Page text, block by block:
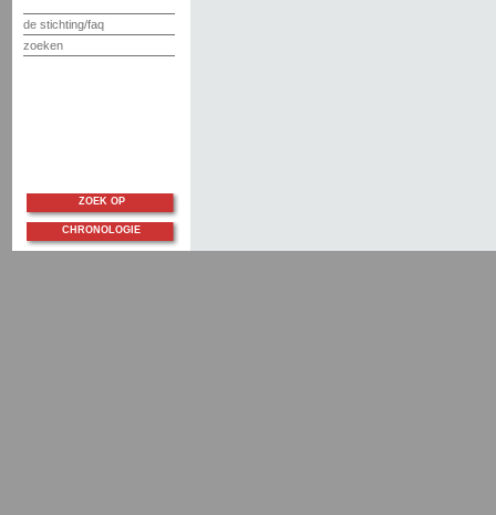
de stichting/faq
zoeken
ZOEK OP
CHRONOLOGIE